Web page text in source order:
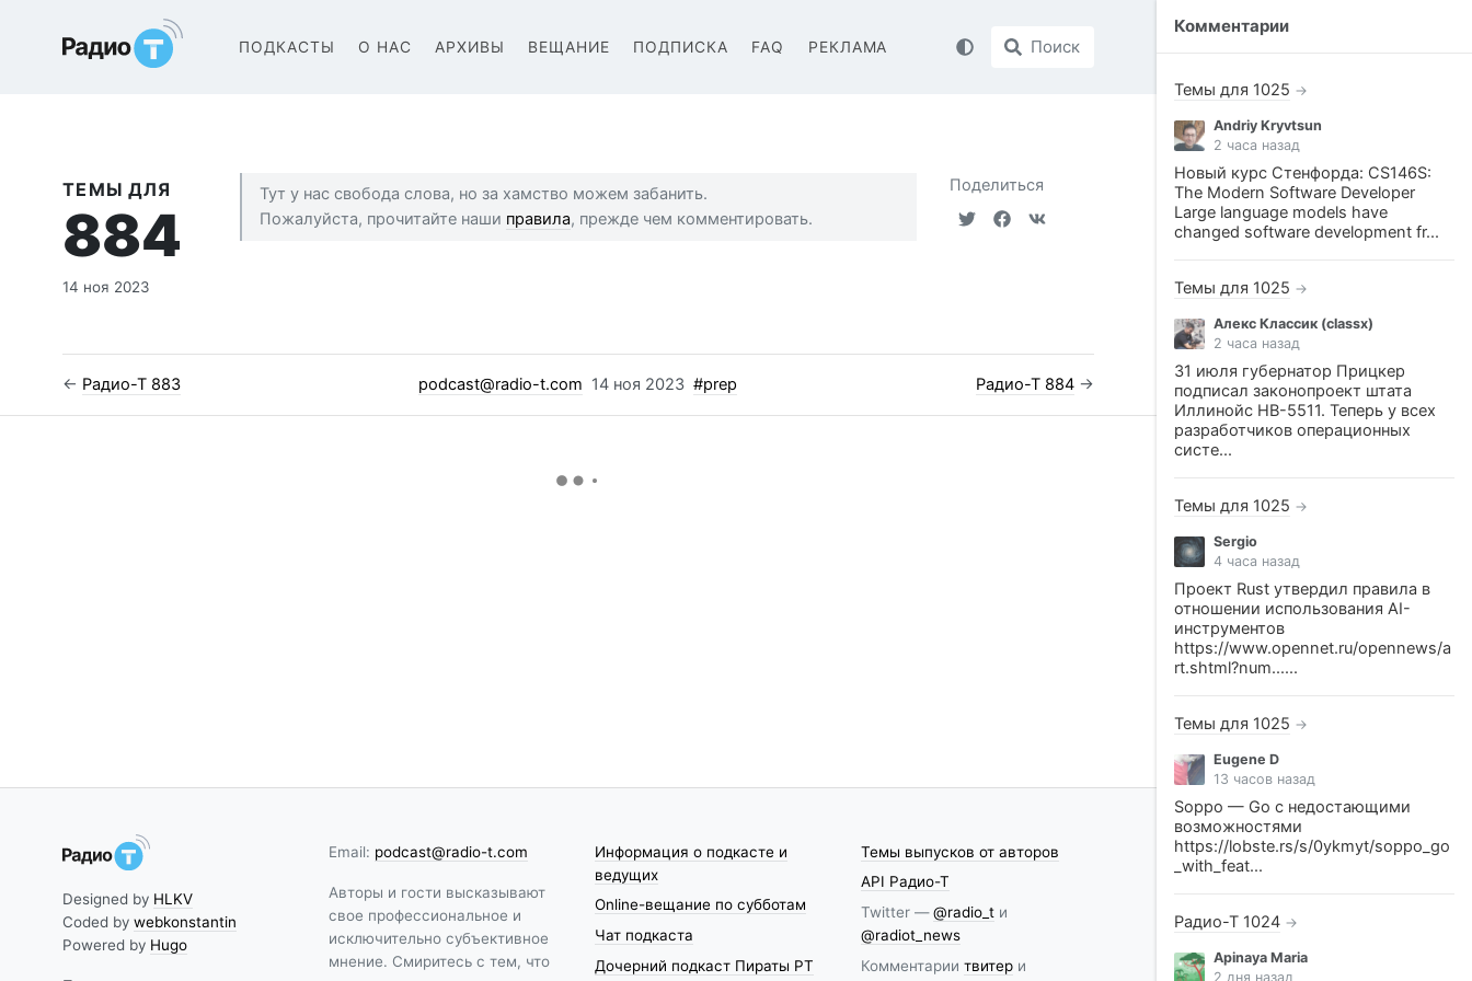
Радио-Т Подкаст Поиск
ПОДКАСТЫ О НАС АРХИВЫ ВЕЩАНИЕ ПОДПИСКА FAQ РЕКЛАМА
ТЕМЫ ДЛЯ
884
14 ноя 2023
Тут у нас свобода слова, но за хамство можем забанить.
Пожалуйста, прочитайте наши правила, прежде чем комментировать.
Поделиться
← Радио-Т 883 Радио-Т 884→
podcast@radio-t.com 14 ноя 2023 #prep
Designed by HLKV
Coded bywebkonstantin
Powered by Hugo
Email: podcast@radio-t.com
Авторы и гости высказывают
свое профессиональное и
исключительно субъективное
мнение. Смиритесь с тем, что
Информация о подкасте и
ведущих
Online-вещание по субботам
Чат подкаста
Дочерний подкаст Пираты РТ
Темы выпусков от авторов
API Радио-Т
Twitter —@radio_tи
@radiot_news
Комментарии твитери
Комментарии
Темы для 1025 →
Andriy Kryvtsun
2 часа назад
Новый курс Стенфорда: CS146S:
The Modern Software Developer
Large language models have
changed software development fr...
Темы для 1025 →
Алекс Классик (classx)
2 часа назад
31 июля губернатор Прицкер
подписал законопроект штата
Иллинойс HB-5511. Теперь у всех
разработчиков операционных
систе...
Темы для 1025 →
Sergio
4 часа назад
Проект Rust утвердил правила в
отношении использования AI-
инструментов
https://www.opennet.ru/opennews/a
rt.shtml?num......
Темы для 1025 →
Eugene D
13 часов назад
Soppo — Go с недостающими
возможностями
https://lobste.rs/s/0ykmyt/soppo_go
_with_feat...
Радио-Т 1024 →
Apinaya Maria
2 дня назад